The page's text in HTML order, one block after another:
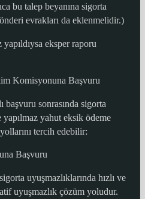
bu talep beyanına sigorta
evrakları da eklenmelidir.)
eksper raporu
Komisyonuna Başvuru
başvuru sonrasında sigorta
yahut eksik ödeme
tercih edebilir:
Başvuru
uyuşmazlıklarında hızlı ve
uyuşmazlık çözüm yoludur.